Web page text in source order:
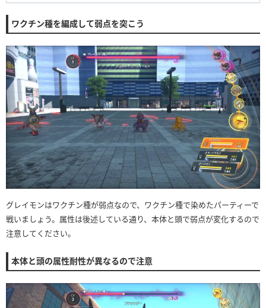
ワクチン種を編成して弱点を突こう
グレイモンはワクチン種が弱点なので、ワクチン種で染めたパーティーで
戦いましょう。属性は後述している通り、本体と頭で弱点が変化するので
注意してください。
本体と頭の属性耐性が異なるので注意